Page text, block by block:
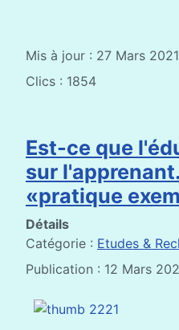
Mis à jour : 27 Mars 2021
Clics : 1854
Est-ce que
sur
«pratique
Détails
Catégorie : Etudes &
Publication : 12 Mars